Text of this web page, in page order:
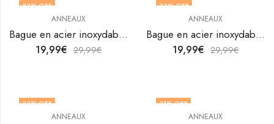
33% OFF
ANNEAUX
Bague en acier inoxydable plaqué or 18 carats de V&F Jewelers
19,99€ 29,99€
33% OFF
ANNEAUX
Bague en acier inoxydable plaqué or 18 carats de V&F Jewelers
19,99€ 29,99€
33% OFF
ANNEAUX
31% OFF
ANNEAUX